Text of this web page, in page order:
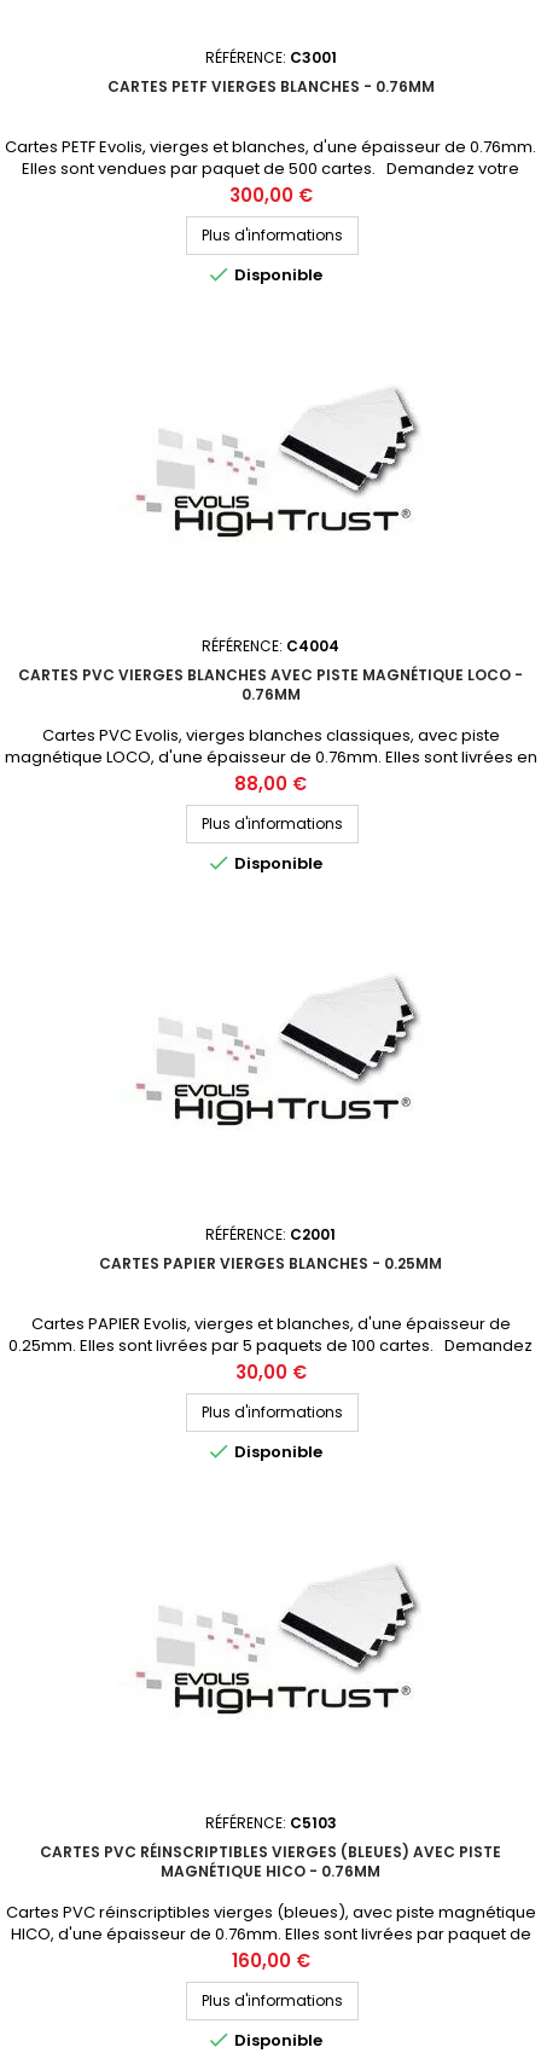
RÉFÉRENCE: C3001
CARTES PETF VIERGES BLANCHES - 0.76MM
Cartes PETF Evolis, vierges et blanches, d'une épaisseur de 0.76mm.
Elles sont vendues par paquet de 500 cartes. Demandez votre
devis personnalisé
Prix
300,00 €
Plus d'informations
 Disponible
RÉFÉRENCE: C4004
CARTES PVC VIERGES BLANCHES AVEC PISTE MAGNÉTIQUE LOCO -
0.76MM
Cartes PVC Evolis, vierges blanches classiques, avec piste
magnétique LOCO, d'une épaisseur de 0.76mm. Elles sont livrées en
boite de 5 packs scellés de 100 cartes. Demandez votre devis
personnalisé
Prix
88,00 €
Plus d'informations
 Disponible
RÉFÉRENCE: C2001
CARTES PAPIER VIERGES BLANCHES - 0.25MM
Cartes PAPIER Evolis, vierges et blanches, d'une épaisseur de
0.25mm. Elles sont livrées par 5 paquets de 100 cartes. Demandez
votre devis personnalisé
Prix
30,00 €
Plus d'informations
 Disponible
RÉFÉRENCE: C5103
CARTES PVC RÉINSCRIPTIBLES VIERGES (BLEUES) AVEC PISTE
MAGNÉTIQUE HICO - 0.76MM
Cartes PVC réinscriptibles vierges (bleues), avec piste magnétique
HICO, d'une épaisseur de 0.76mm. Elles sont livrées par paquet de
100 cartes. Demandez votre devis personnalisé
Prix
160,00 €
Plus d'informations
 Disponible